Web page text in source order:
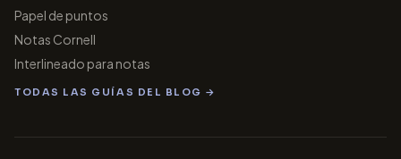
Papel de puntos
Notas Cornell
Interlineado para notas
TODAS LAS GUÍAS DEL BLOG →